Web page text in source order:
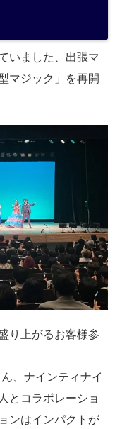
いました、出張マ
マジック」を再開
り上がるお客様参
、ナインティナイ
とコラボレーショ
ンはインパクトが